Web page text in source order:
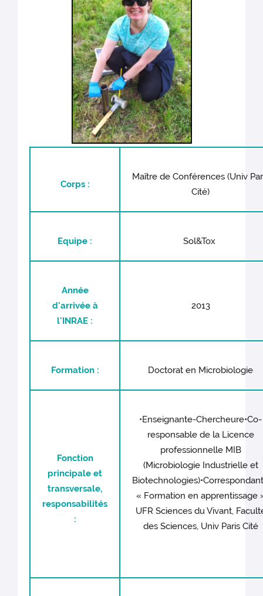
Corps :
Maître de Conférences (Univ
Cité)
Equipe : Sol&Tox
Année
d'arrivée à
l'INRAE :
2013
Formation : Doctorat en Microbiologie
Fonction
principale et
transversale,
responsabilités
:
•Enseignante-Chercheure•Co-
responsable de la Licence
professionnelle MIB
(Microbiologie Industrielle et
« Formation en apprentissage
UFR Sciences du Vivant,
des Sciences, Univ Paris Cité